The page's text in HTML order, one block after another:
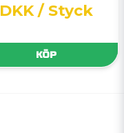
DKK / Styck
KÖP